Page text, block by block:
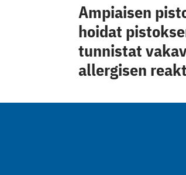
Ampiaisen
hoidat
tunnistat
allergisen